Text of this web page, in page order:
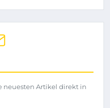
neuesten Artikel direkt in